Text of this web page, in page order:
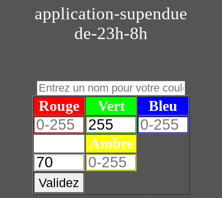
application-supendue
de-23h-8h
Rouge Vert Bleu
Ambre
Validez